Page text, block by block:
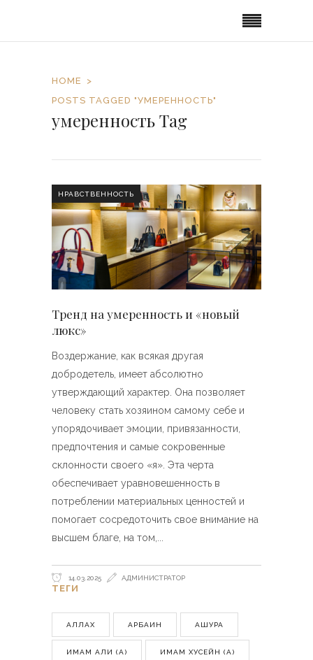
HOME
POSTS TAGGED "УМЕРЕННОСТЬ"
умеренность Tag
НРАВСТВЕННОСТЬ
Тренд на умеренность и «новый
люкс»
Воздержание, как всякая другая
добродетель, имеет абсолютно
утверждающий характер. Она позволяет
человеку стать хозяином самому себе и
упорядочивает эмоции, привязанности,
предпочтения и самые сокровенные
склонности своего «я». Эта черта
обеспечивает уравновешенность в
потреблении материальных ценностей и
помогает сосредоточить свое внимание на
высшем благе, на том,
14.03.2025 АДМИНИСТРАТОР
ТЕГИ
АЛЛАХ АРБАИН АШУРА
ИМАМ АЛИ (А) ИМАМ ХУСЕЙН (А)